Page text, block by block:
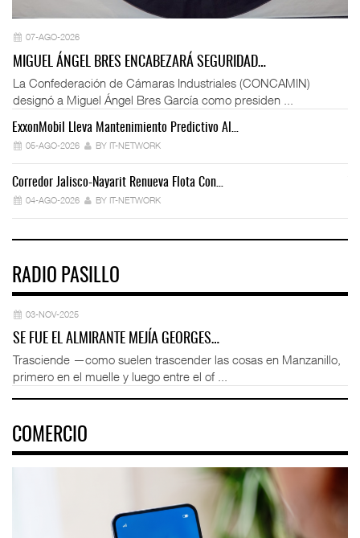
07-AGO-2026
MIGUEL ÁNGEL BRES ENCABEZARÁ SEGURIDAD…
La Confederación de Cámaras Industriales (CONCAMIN)
designó a Miguel Ángel Bres García como presiden ...
ExxonMobil Lleva Mantenimiento Predictivo Al…
05-AGO-2026 BY IT-NETWORK
Corredor Jalisco-Nayarit Renueva Flota Con…
04-AGO-2026 BY IT-NETWORK
RADIO PASILLO
03-NOV-2025
SE FUE EL ALMIRANTE MEJÍA GEORGES…
Trasciende —como suelen trascender las cosas en Manzanillo,
primero en el muelle y luego entre el of ...
COMERCIO